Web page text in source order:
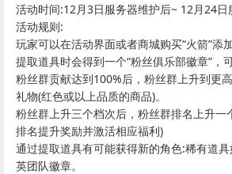
活动时间:12月3日服务器维护后~ 12月24日
活动规则:
玩家可以在活动界面或者商城购买“火箭”添
提取道具时会得到一个“粉丝俱乐部徽章”，
粉丝群贡献达到100%后，粉丝群上升到更
礼物(红色或以上品质的商品)。
粉丝群上升三个档次后，粉丝群排名上升一
排名提升奖励并激活相应福利)
通过提取道具有可能获得新的角色:稀有道
英团队徽章。